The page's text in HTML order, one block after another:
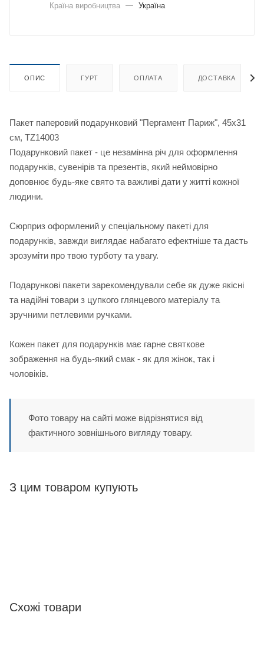
Країна виробництва — Україна
ОПИС ГУРТ ОПЛАТА ДОСТАВКА
Пакет паперовий подарунковий "Пергамент Париж", 45х31
см, TZ14003
Подарунковий пакет - це незамінна річ для оформлення
подарунків, сувенірів та презентів, який неймовірно
доповнює будь-яке свято та важливі дати у житті кожної
людини.
Сюрприз оформлений у спеціальному пакеті для
подарунків, завжди виглядає набагато ефектніше та дасть
зрозуміти про твою турботу та увагу.
Подарункові пакети зарекомендували себе як дуже якісні
та надійні товари з цупкого глянцевого матеріалу та
зручними петлевими ручками.
Кожен пакет для подарунків має гарне святкове
зображення на будь-який смак - як для жінок, так і
чоловіків.
Фото товару на сайті може відрізнятися від
фактичного зовнішнього вигляду товару.
З цим товаром купують
Схожі товари